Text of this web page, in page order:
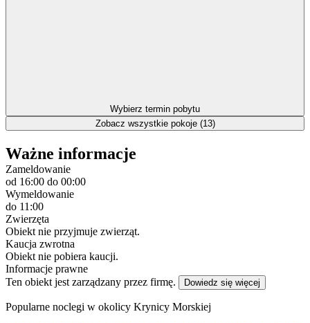
Wybierz termin pobytu
Zobacz wszystkie pokoje (13)
Ważne informacje
Zameldowanie
od 16:00 do 00:00
Wymeldowanie
do 11:00
Zwierzęta
Obiekt nie przyjmuje zwierząt.
Kaucja zwrotna
Obiekt nie pobiera kaucji.
Informacje prawne
Ten obiekt jest zarządzany przez firmę.
Dowiedz się więcej
Popularne noclegi w okolicy Krynicy Morskiej